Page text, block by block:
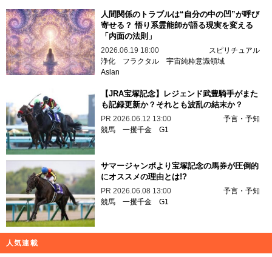
人間関係のトラブルは“自分の中の凹”が呼び
寄せる？ 悟り系霊能師が語る現実を変える
「内面の法則」
2026.06.19 18:00
スピリチュアル
浄化
フラクタル 宇宙純粋意識領域
Aslan
【JRA宝塚記念】レジェンド武豊騎手がまた
も記録更新か？それとも波乱の結末か？
PR 2026.06.12 13:00
予言・予知
競馬 一攫千金 G1
サマージャンボより宝塚記念の馬券が圧倒的
にオススメの理由とは!?
PR 2026.06.08 13:00
予言・予知
競馬 一攫千金 G1
人気連載